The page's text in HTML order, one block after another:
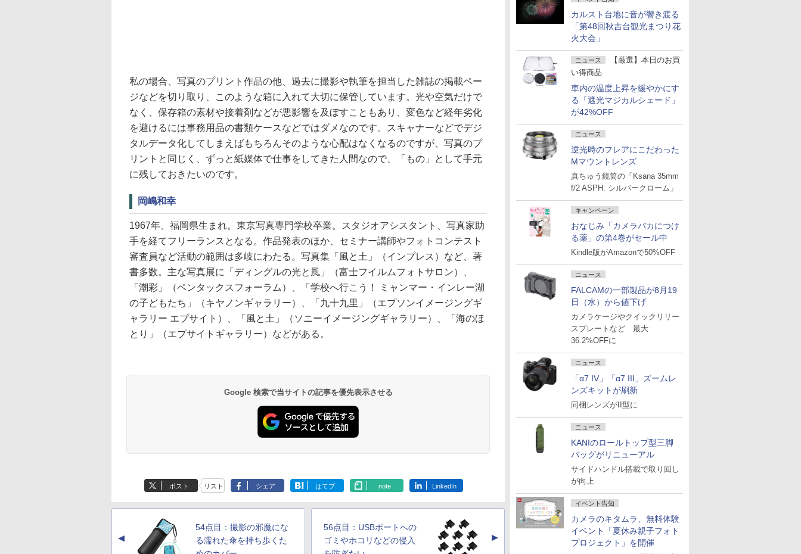
カルスト台地に音が響き渡る
「第48回秋吉台観光まつり花
火大会」
ニュース
【厳選】本日のお買
い得商品
車内の温度上昇を緩やかにす
る「遮光マジカルシェード」
が42%OFF
ニュース
逆光時のフレアにこだわった
Mマウントレンズ
真ちゅう鏡筒の「Ksana 35mm
f/2 ASPH. シルバークローム」
キャンペーン
おなじみ「カメラバカにつけ
る薬」の第4巻がセール中
Kindle版がAmazonで50%OFF
ニュース
FALCAMの一部製品が8月19
日（水）から値下げ
カメラケージやクイックリリー
スプレートなど 最大
36.2%OFFに
ニュース
「α7 IV」「α7 III」ズームレ
ンズキットが刷新
同梱レンズがII型に
ニュース
KANIのロールトップ型三脚
バッグがリニューアル
サイドハンドル搭載で取り回し
が向上
イベント告知
カメラのキタムラ、無料体験
イベント「夏休み親子フォト
プロジェクト」を開催
私の場合、写真のプリント作品の他、過去に撮影や執筆を担当した雑誌の掲載ペー
ジなどを切り取り、このような箱に入れて大切に保管しています。光や空気だけで
なく、保存箱の素材や接着剤などが悪影響を及ぼすこともあり、変色など経年劣化
を避けるには事務用品の書類ケースなどではダメなのです。スキャナーなどでデジ
タルデータ化してしまえばもちろんそのような心配はなくなるのですが、写真のプ
リントと同じく、ずっと紙媒体で仕事をしてきた人間なので、「もの」として手元
に残しておきたいのです。
岡嶋和幸
1967年、福岡県生まれ。東京写真専門学校卒業。スタジオアシスタント、写真家助
手を経てフリーランスとなる。作品発表のほか、セミナー講師やフォトコンテスト
審査員など活動の範囲は多岐にわたる。写真集「風と土」（インプレス）など、著
書多数。主な写真展に「ディングルの光と風」（富士フイルムフォトサロン）、
「潮彩」（ペンタックスフォーラム）、「学校へ行こう！ ミャンマー・インレー湖
の子どもたち」（キヤノンギャラリー）、「九十九里」（エプソンイメージングギ
ャラリー エプサイト）、「風と土」（ソニーイメージングギャラリー）、「海のほ
とり」（エプサイトギャラリー）などがある。
Google 検索で当サイトの記事を優先表示させる
ポスト リスト シェア はてブ note LinkedIn
▲
54点目：撮影の邪魔にな
る濡れた傘を持ち歩くた
56点目：USBポートへの
ゴミやホコリなどの侵入
▲